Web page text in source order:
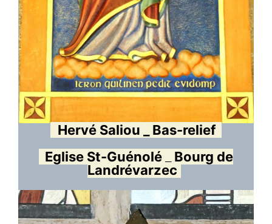
Hervé Saliou _ Bas-relief
Eglise St-Guénolé _ Bourg de
Landrévarzec